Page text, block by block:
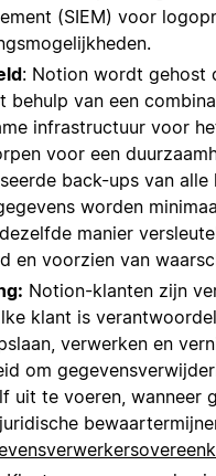
(SIEM) voor
: Notion wordt gehost
behulp van een
infrastructuur voor
voor een
back-ups van
worden
manier
en voorzien van
Notion-klanten zijn
klant is
verwerken en
om
uit te voeren, wanneer